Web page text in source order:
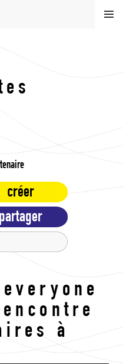
MEN
U
créer
partager
à